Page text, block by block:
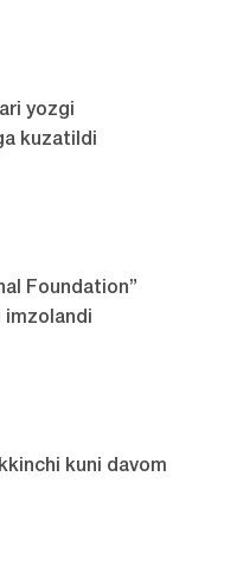
yozgi
kuzatildi
Foundation”
kuni davom